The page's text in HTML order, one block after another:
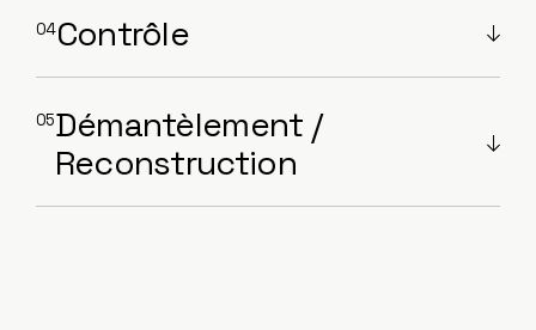
Contrôle
Démantèlement /
Reconstruction